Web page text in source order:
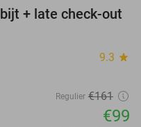
39%
+ late check-out
9.3 star
Regulier €161
€99